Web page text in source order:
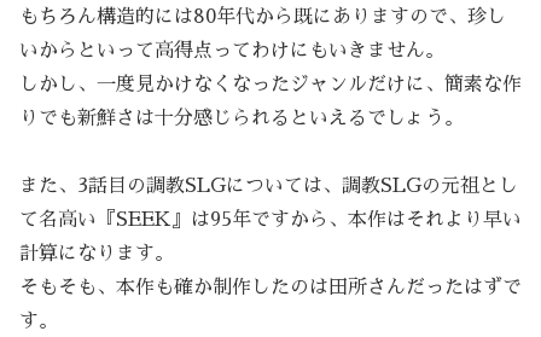
もちろん構造的には80年代から既にありますので、珍し
いからといって高得点ってわけにもいきません。
しかし、一度見かけなくなったジャンルだけに、簡素な作
りでも新鮮さは十分感じられるといえるでしょう。
また、3話目の調教SLGについては、調教SLGの元祖とし
て名高い『SEEK』は95年ですから、本作はそれより早い
計算になります。
そもそも、本作も確か制作したのは田所さんだったはずで
す。